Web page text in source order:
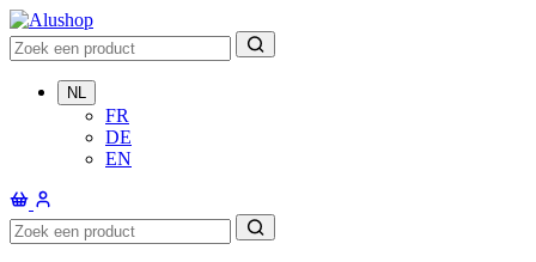
NL
FR
DE
EN